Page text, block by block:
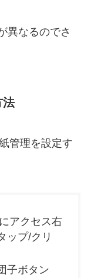
異なるのでさ
法
管理を設定す
アクセス右
ップ/クリ
子ボタン